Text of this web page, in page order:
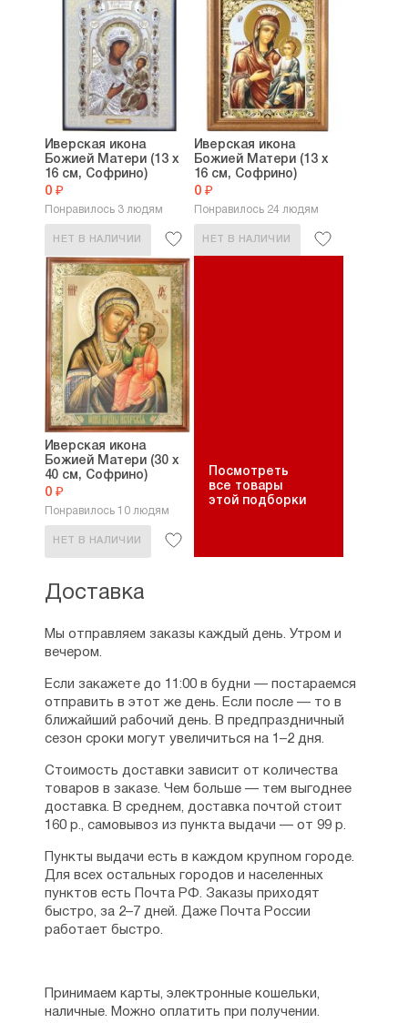
Иверская икона
Божией Матери (13 х
16 см, Софрино)
0 ₽
Понравилось 3 людям
НЕТ В НАЛИЧИИ
Иверская икона
Божией Матери (13 х
16 см, Софрино)
0 ₽
Понравилось 24 людям
НЕТ В НАЛИЧИИ
Иверская икона
Божией Матери (30 х
40 см, Софрино)
0 ₽
Понравилось 10 людям
НЕТ В НАЛИЧИИ
Посмотреть
все товары
этой подборки
Доставка
Мы отправляем заказы каждый день. Утром и
вечером.
Если закажете до 11:00 в будни — постараемся
отправить в этот же день. Если после — то в
ближайший рабочий день. В предпраздничный
сезон сроки могут увеличиться на 1–2 дня.
Стоимость доставки зависит от количества
товаров в заказе. Чем больше — тем выгоднее
доставка. В среднем, доставка почтой стоит
160 р., самовывоз из пункта выдачи — от 99 р.
Пункты выдачи есть в каждом крупном городе.
Для всех остальных городов и населенных
пунктов есть Почта РФ. Заказы приходят
быстро, за 2–7 дней. Даже Почта России
работает быстро.
Принимаем карты, электронные кошельки,
наличные. Можно оплатить при получении.